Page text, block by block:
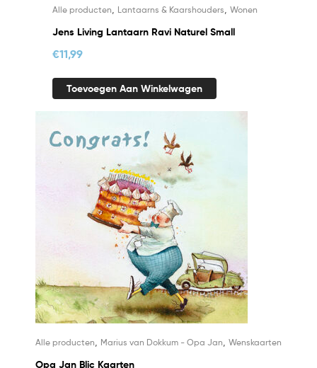
Alle producten Lantaarns & Kaarshouders Wonen
Jens Living Lantaarn Ravi Naturel Small
€11,99
Toevoegen Aan Winkelwagen
Alle producten, Marius van Dokkum - Opa Jan, Wenskaarten
Opa Jan Blic Kaarten